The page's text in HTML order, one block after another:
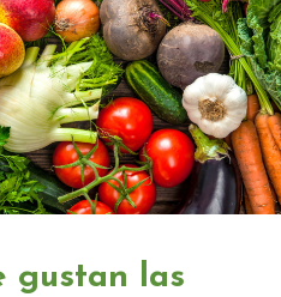
gustan las